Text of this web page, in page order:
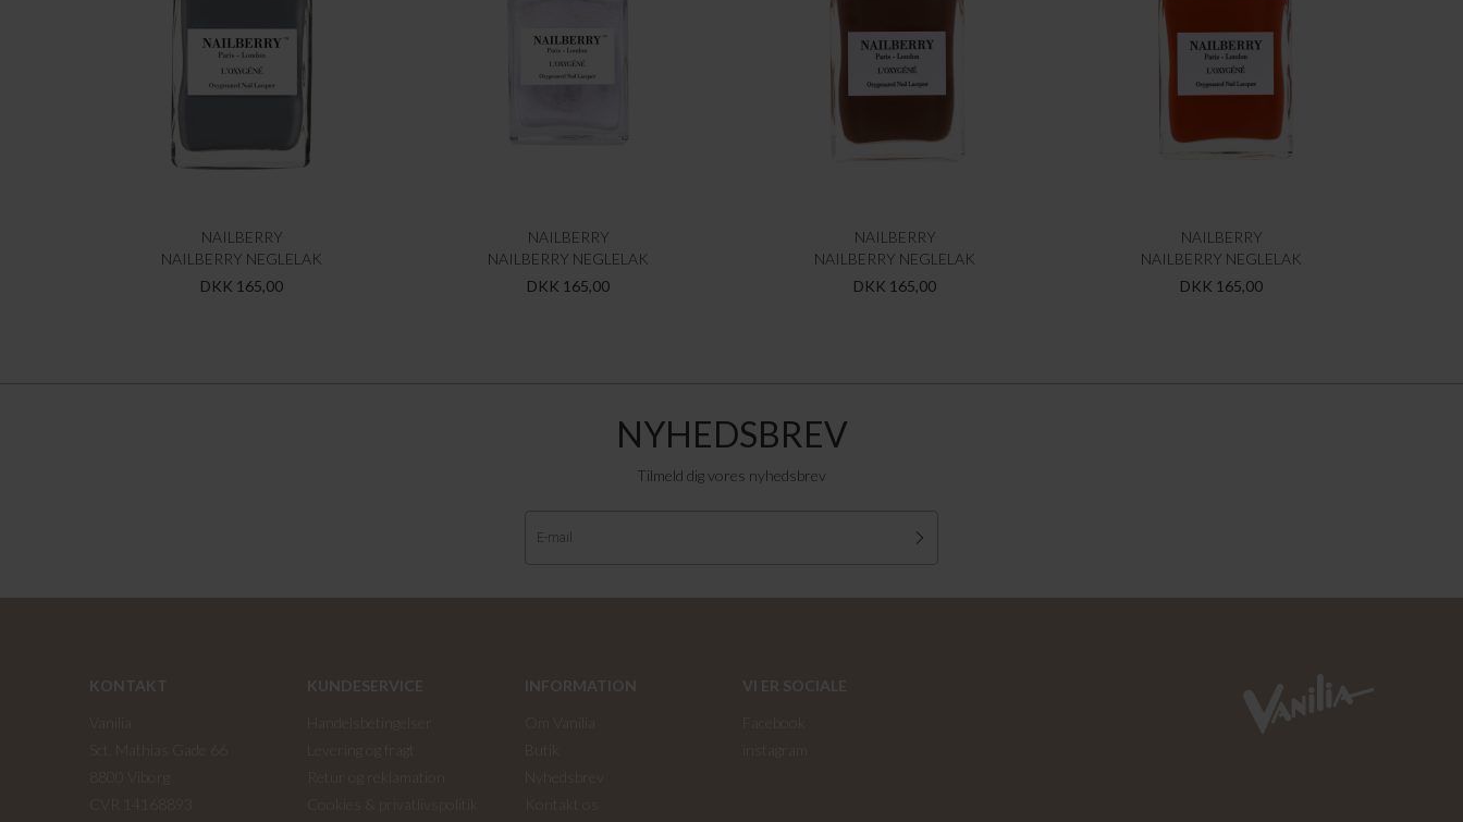
NAILBERRY
NAILBERRY NEGLELAK
DKK 165,00
NAILBERRY
NAILBERRY NEGLELAK
DKK 165,00
NAILBERRY
NAILBERRY NEGLELAK
DKK 165,00
NAILBERRY
NAILBERRY NEGLELAK
DKK 165,00
NYHEDSBREV
Tilmeld dig vores nyhedsbrev
KONTAKT
KUNDESERVICE
INFORMATION
VI ER SOCIALE